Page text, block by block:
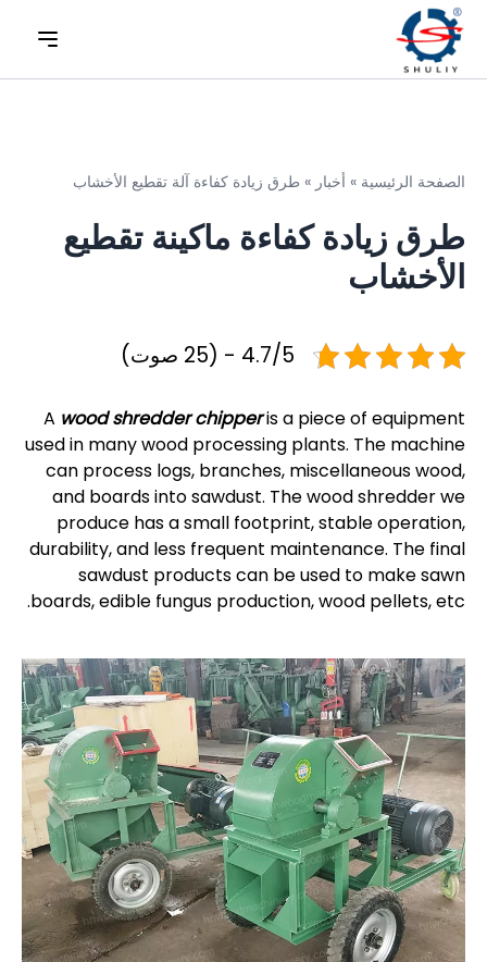
الصفحة الرئيسية » أخبار » طرق زيادة كفاءة آلة تقطيع الأخشاب
طرق زيادة كفاءة ماكينة تقطيع
الأخشاب
4.7/5 - (25 صوت)
A wood shredder chipperis a piece of equipment
used in many wood processing plants. The machine
can process logs, branches, miscellaneous wood,
and boards into sawdust. The wood shredder we
produce has a small footprint, stable operation,
durability, and less frequent maintenance. The final
sawdust products can be used to make sawn
boards, edible fungus production, wood pellets, etc.